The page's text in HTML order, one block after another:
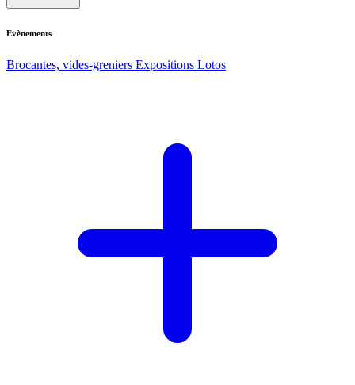
Evènements
Brocantes, vides-greniers Expositions Lotos